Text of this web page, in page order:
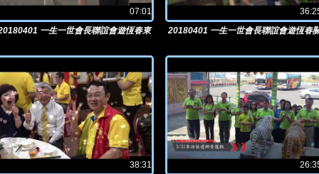
07:01
一生一世會長聯誼會遊恆春東
20180401 一生一世會長聯誼會遊恆春
38:31